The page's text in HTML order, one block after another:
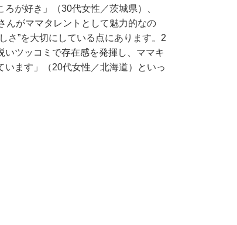
が好き」（30代女性／茨城県）、
んがママタレントとして魅力的なの
さ”を大切にしている点にあります。2
ツッコミで存在感を発揮し、ママキ
ます」（20代女性／北海道）といっ